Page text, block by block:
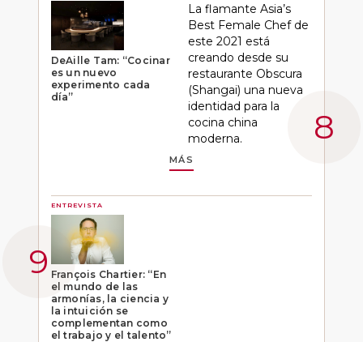
DeAille Tam: “Cocinar
es un nuevo
experimento cada
día”
La flamante Asia’s
Best Female Chef de
este 2021 está
creando desde su
restaurante Obscura
(Shangai) una nueva
identidad para la
cocina china
moderna.
MÁS
ENTREVISTA
François Chartier: “En
el mundo de las
armonías, la ciencia y
la intuición se
complementan como
el trabajo y el talento”